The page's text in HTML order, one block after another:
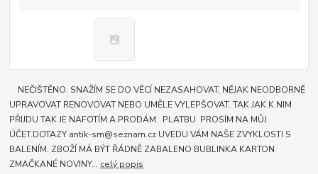
NEČIŠTĚNO. SNAŽÍM SE DO VĚCÍ NEZASAHOVAT, NĚJAK NEODBORNĚ
UPRAVOVAT RENOVOVAT NEBO UMĚLE VYLEPŠOVAT. TAK JAK K NIM
PŘIJDU TAK JE NAFOTÍM A PRODÁM. PLATBU PROSÍM NA MŮJ
ÚČET.DOTAZY antik-sm@seznam.cz UVEDU VÁM NAŠE ZVYKLOSTI S
BALENÍM. ZBOŽÍ MÁ BÝT ŘÁDNĚ ZABALENO BUBLINKA KARTON
ZMAČKANÉ NOVINY... celý popis